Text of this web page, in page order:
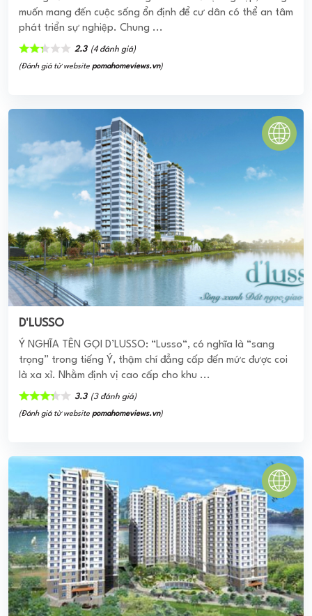
muốn mang đến cuộc sống ổn định để cư dân có thể an tâm
phát triển sự nghiệp. Chung ...
2.3 (4 đánh giá)
(Đánh giá từ website pomahomeviews.vn)
D'LUSSO
Ý NGHĨA TÊN GỌI D’LUSSO: “Lusso“, có nghĩa là “sang
trọng” trong tiếng Ý, thậm chí đẳng cấp đến mức được coi
là xa xỉ. Nhằm định vị cao cấp cho khu ...
3.3 (3 đánh giá)
(Đánh giá từ website pomahomeviews.vn)